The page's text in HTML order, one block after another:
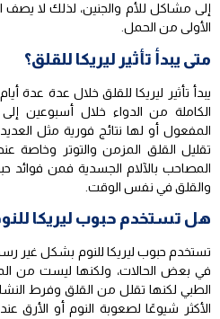
إلى مشاكل للأم والجنين، لذلك لا يصف
الأولى من الحمل.
متى يبدأ تأثير ليريكا للقلق؟
يبدأ تأثير ليريكا للقلق خلال عدة عدة
المفعول أو لها نتائج فورية مثل
تقليل القلق المزمن والتوتر وخاصة
المصاحب بالآلام الجسدية فمن فوائد
والقلق في نفس الوقت.
هل تستخدم حبوب ليريكا
تستخدم حبوب ليريكا للنوم بشكل غير
في بعض الحالات، ولكنها ليست من
الطبي لكنها تقلل من القلق وفرط
الأكثر شيوعًا لصعوبة النوم أو الأرق